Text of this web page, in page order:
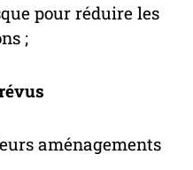
pour réduire les
;
aménagements